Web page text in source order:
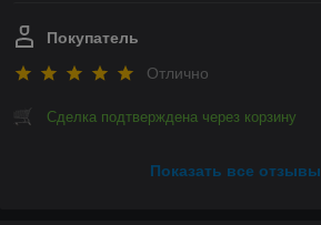
Покупатель
Отлично
Сделка подтверждена через корзину
Показать все отзывы